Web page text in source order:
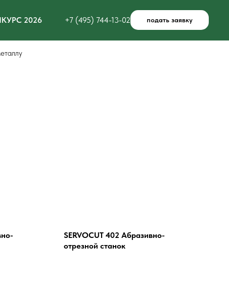
2026 +7 (495) 744-13-02 подать заявку
SERVOCUT 402 Абразивно-
отрезной станок